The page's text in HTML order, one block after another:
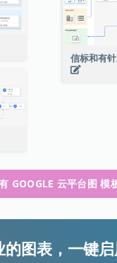
信标和有
GOOGLE 云平台图 模
图表，一键启